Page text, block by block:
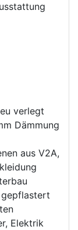
verlegt
Dämmung
aus V2A,
gepflastert
Elektrik